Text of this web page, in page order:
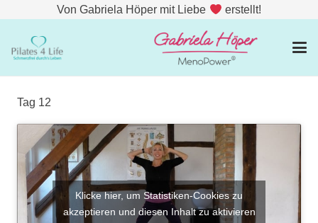
Von Gabriela Höper mit Liebe erstellt!
Tag 12
Klicke hier, um Statistiken-Cookies zu
akzeptieren und diesen Inhalt zu aktivieren